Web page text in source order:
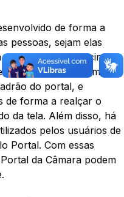
de forma a
pessoas, sejam elas
acessibilidade acima
para aumentar, diminuir
do portal, e
de forma a realçar o
da tela. Além disso, há
pelos usuários de
Portal. Com essas
da Câmara podem